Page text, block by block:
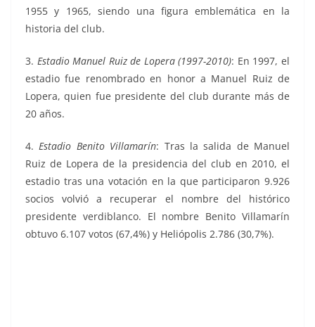
1955 y 1965, siendo una figura emblemática en la
historia del club.
3. Estadio Manuel Ruiz de Lopera (1997-2010): En 1997, el
estadio fue renombrado en honor a Manuel Ruiz de
Lopera, quien fue presidente del club durante más de
20 años.
4. Estadio Benito Villamarín: Tras la salida de Manuel
Ruiz de Lopera de la presidencia del club en 2010, el
estadio tras una votación en la que participaron 9.926
socios volvió a recuperar el nombre del histórico
presidente verdiblanco. El nombre Benito Villamarín
obtuvo 6.107 votos (67,4%) y Heliópolis 2.786 (30,7%).